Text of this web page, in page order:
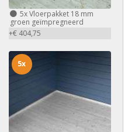
5xVloerpakket 18 mm
groen geïmpregneerd
+€ 404,75
5x